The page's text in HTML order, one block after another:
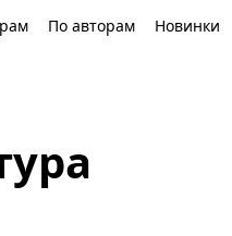
По авторам Новинки